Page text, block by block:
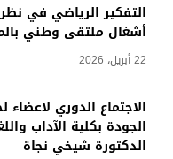
التفكير الرياضي في
أشغال ملتقى وطني
22 أبريل، 2026
الاجتماع الدوري لأعضاء
الجودة بكلية الآداب
الدكتورة شيخي نجاة